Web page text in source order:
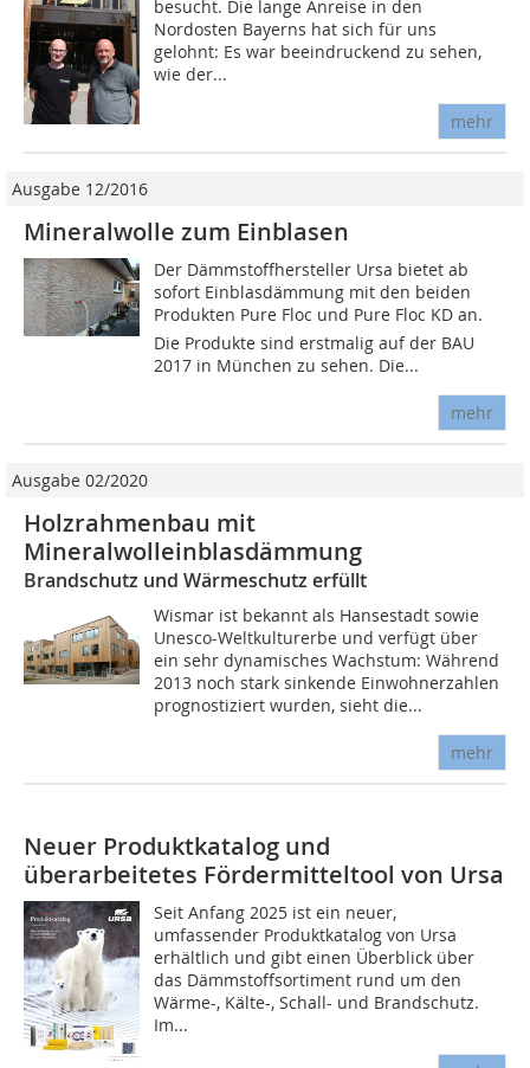
besucht. Die lange Anreise in den
Nordosten Bayerns hat sich für uns
gelohnt: Es war beeindruckend zu sehen,
wie der...
mehr
Ausgabe 12/2016
Mineralwolle zum Einblasen
Der Dämmstoffhersteller Ursa bietet ab
sofort Einblasdämmung mit den beiden
Produkten Pure Floc und Pure Floc KD an.
Die Produkte sind erstmalig auf der BAU
2017 in München zu sehen. Die...
mehr
Ausgabe 02/2020
Holzrahmenbau mit
Mineralwolleinblasdämmung
Brandschutz und Wärmeschutz erfüllt
Wismar ist bekannt als Hansestadt sowie
Unesco-Weltkulturerbe und verfügt über
ein sehr dynamisches Wachstum: Während
2013 noch stark sinkende Einwohnerzahlen
prognostiziert wurden, sieht die...
mehr
Neuer Produktkatalog und
überarbeitetes Fördermitteltool von Ursa
Seit Anfang 2025 ist ein neuer,
umfassender Produktkatalog von Ursa
erhältlich und gibt einen Überblick über
das Dämmstoffsortiment rund um den
Wärme-, Kälte-, Schall- und Brandschutz.
Im...